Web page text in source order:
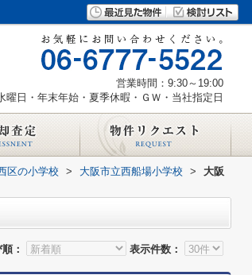
営業時間：9:30～19:00
曜日・年末年始・夏季休暇・ＧＷ・当社指定日
区の小学校 > 大阪市立西船場小学校 >
大阪
： 表示件数：